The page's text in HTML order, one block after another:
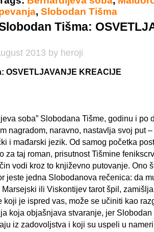
, Slobodan Tišma
Tišma:
2013 by heroji
OSVETLJAVANJE KREACIJE
soba” Slobodana Tišme, godinu i po
nagradom, naravno, nastavlja svoj put
i mađarski jezik. Od samog početka
za taj roman, prisutnost Tišmine
vodi kroz to književno putovanje. Ono
jeste jedna Slobodanova rečenica: da
ili Viskontijev tarot špil,
koji je ispred vas, može se učiniti kao
koja objašnjava stvaranje, jer
iz zadovoljstva i koji su uspeli u